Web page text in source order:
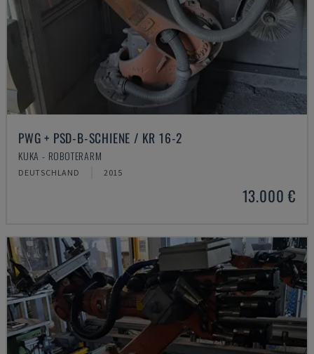
PWG + PSD-B-SCHIENE / KR 16-2
KUKA - ROBOTERARM
DEUTSCHLAND 2015
13.000 €